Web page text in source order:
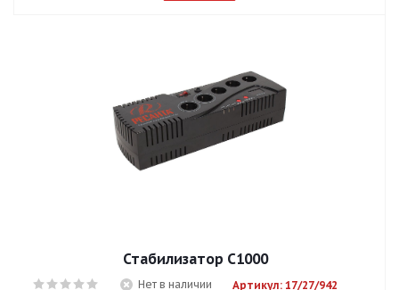
Стабилизатор С1000
Нет в наличии Артикул: 17/27/942